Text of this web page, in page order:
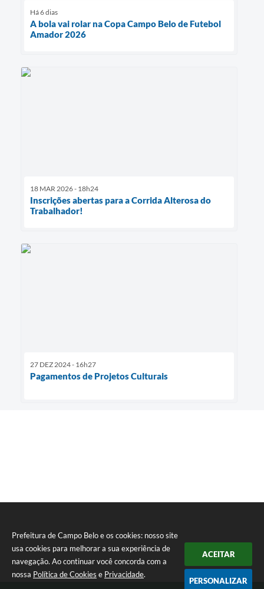
Prefeitura de Campo Belo e os cookies: nosso site
usa cookies para melhorar a sua experiência de
navegação. Ao continuar você concorda com a
nossa Política de Cookies e Privacidade.
ACEITAR
PERSONALIZAR
Há 6 dias
A bola vai rolar na Copa Campo Belo de Futebol
Amador 2026
18 MAR 2026 - 18h24
Inscrições abertas para a Corrida Alterosa do
Trabalhador!
27 DEZ 2024 - 16h27
Pagamentos de Projetos Culturais